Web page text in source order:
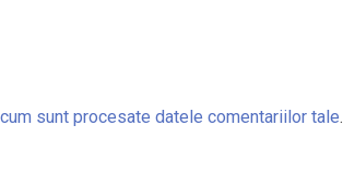
sunt procesate datele comentariilor tale.